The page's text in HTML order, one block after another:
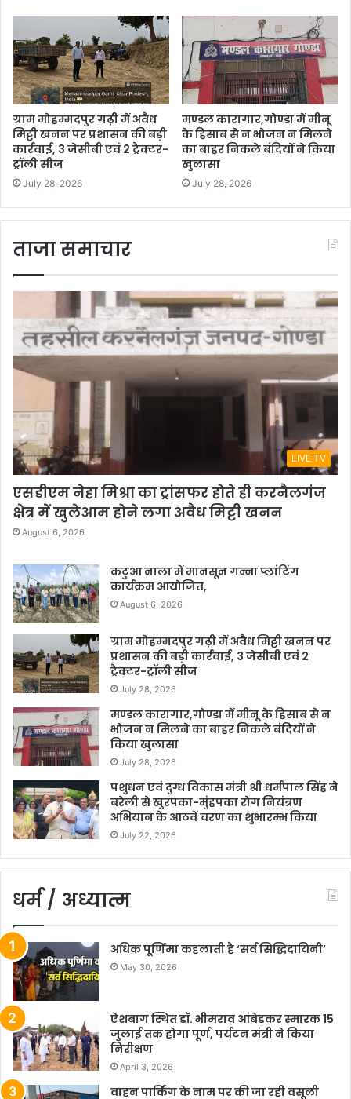
ग्राम मोहम्मदपुर गढ़ी में अवैध
मिट्टी खनन पर प्रशासन की बड़ी
कार्रवाई, 3 जेसीबी एवं 2 ट्रैक्टर-
ट्रॉली सीज
July 28, 2026
मण्डल कारागार,गोण्डा में मीनू
के हिसाब से न भोजन न मिलने
का बाहर निकले बंदियों ने किया
खुलासा
July 28, 2026
ताजा समाचार
LIVE TV
एसडीएम नेहा मिश्रा का ट्रांसफर होते ही करनैलगंज
क्षेत्र में खुलेआम होने लगा अवैध मिट्टी खनन
August 6, 2026
कटुआ नाला में मानसून गन्ना प्लांटिंग
कार्यक्रम आयोजित,
August 6, 2026
ग्राम मोहम्मदपुर गढ़ी में अवैध मिट्टी खनन पर
प्रशासन की बड़ी कार्रवाई, 3 जेसीबी एवं 2
ट्रैक्टर-ट्रॉली सीज
July 28, 2026
मण्डल कारागार,गोण्डा में मीनू के हिसाब से न
भोजन न मिलने का बाहर निकले बंदियों ने
किया खुलासा
July 28, 2026
पशुधन एवं दुग्ध विकास मंत्री श्री धर्मपाल सिंह ने
बरेली से खुरपका-मुंहपका रोग नियंत्रण
अभियान के आठवें चरण का शुभारम्भ किया
July 22, 2026
धर्म / अध्यात्म
अधिक पूर्णिमा कहलाती है ‘सर्व सिद्धिदायिनी’
May 30, 2026
ऐशबाग स्थित डॉ. भीमराव आंबेडकर स्मारक 15
जुलाई तक होगा पूर्ण, पर्यटन मंत्री ने किया
निरीक्षण
April 3, 2026
वाहन पार्किंग के नाम पर की जा रही वसूली